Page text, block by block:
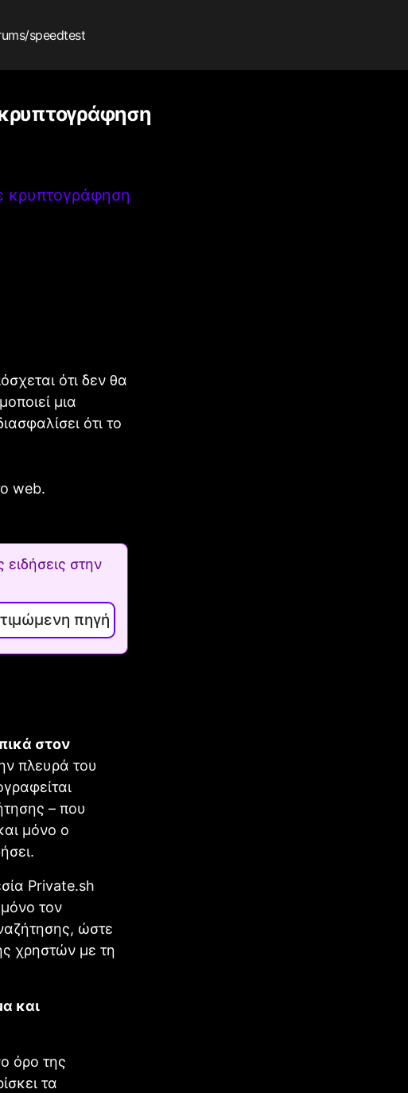
/speedtest
κρυπτογράφηση
ότι δεν θα
μια
ότι το
web.
στην
πηγή
στον
πλευρά του
– που
μόνο ο
Private.sh
τον
ώστε
χρηστών με τη
και
όρο της
τα